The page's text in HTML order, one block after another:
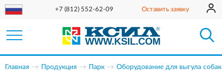
+7 (812) 552-62-09 Оставить заявку
Главная Продукция Парк Оборудование для выгула собак